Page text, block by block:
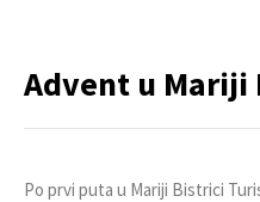
Advent u
Po prvi puta u Mariji Bistrici